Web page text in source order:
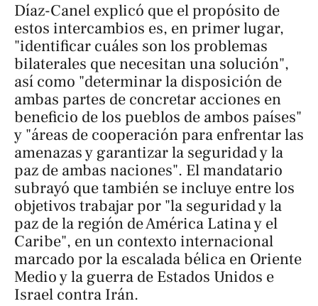
Díaz-Canel explicó que el propósito de
estos intercambios es, en primer lugar,
"identificar cuáles son los problemas
bilaterales que necesitan una solución",
así como "determinar la disposición de
ambas partes de concretar acciones en
beneficio de los pueblos de ambos países"
y "áreas de cooperación para enfrentar las
amenazas y garantizar la seguridad y la
paz de ambas naciones". El mandatario
subrayó que también se incluye entre los
objetivos trabajar por "la seguridad y la
paz de la región de América Latina y el
Caribe", en un contexto internacional
marcado por la escalada bélica en Oriente
Medio y la guerra de Estados Unidos e
Israel contra Irán.